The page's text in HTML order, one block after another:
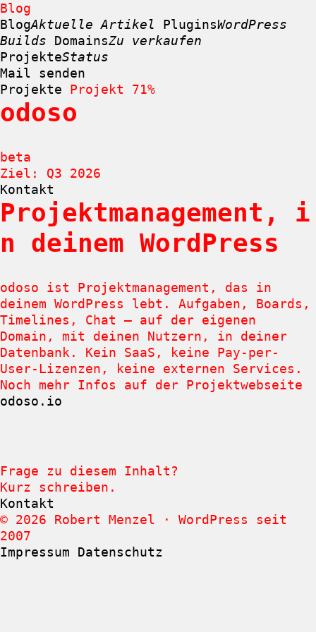
Blog
BlogAktuelle Artikel PluginsWordPress
Builds
DomainsZu verkaufen
ProjekteStatus
Mail senden
Zum
springen
Projekte Projekt 71%
odoso
beta
Ziel: Q3 2026
Kontakt
Projektmanagement, i
n deinem WordPress
odoso ist Projektmanagement, das in
deinem WordPress lebt. Aufgaben, Boards,
Timelines, Chat — auf der eigenen
Domain, mit deinen Nutzern, in deiner
Datenbank. Kein SaaS, keine Pay-per-
User-Lizenzen, keine externen Services.
Noch mehr Infos auf der Projektwebseite
odoso.io
Frage zu diesem Inhalt?
Kurz schreiben.
Kontakt
© 2026 Robert Menzel · WordPress seit
2007
Impressum
Datenschutz